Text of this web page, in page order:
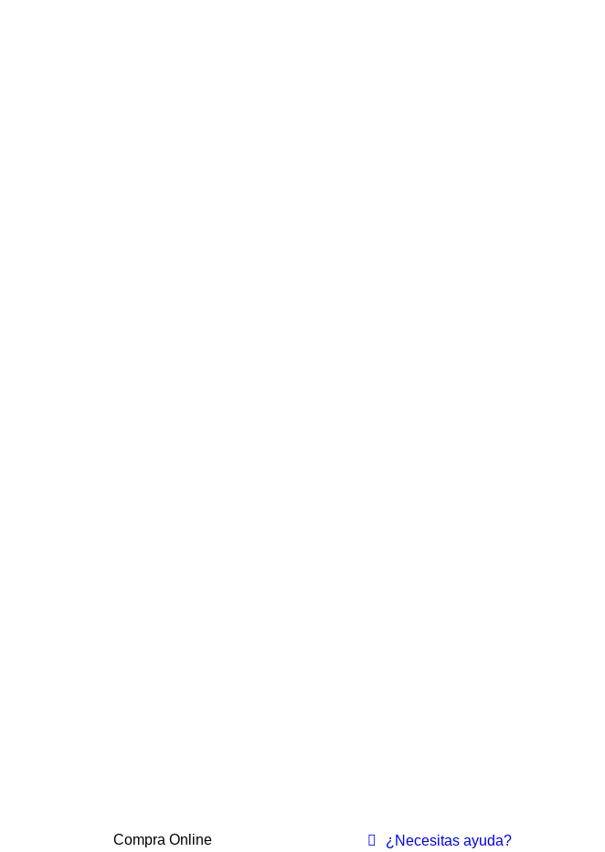
Compra Online ¿Necesitas ayuda?